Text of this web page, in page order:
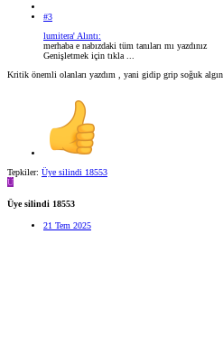
#3
lumitera' Alıntı:
merhaba e nabızdaki tüm tanıları mı yazdınız
Genişletmek için tıkla ...
Kritik önemli olanları yazdım , yani gidip grip soğuk
Tepkiler: Üye silindi 18553
Ü
Üye silindi 18553
21 Tem 2025